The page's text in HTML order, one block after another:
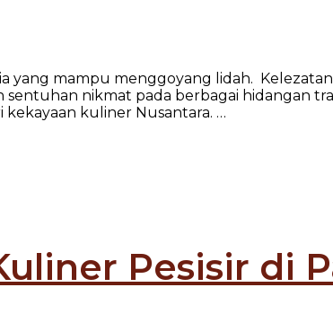
yang mampu menggoyang lidah.
nikmat pada berbagai hidangan
kuliner Nusantara. …
Pesisir di